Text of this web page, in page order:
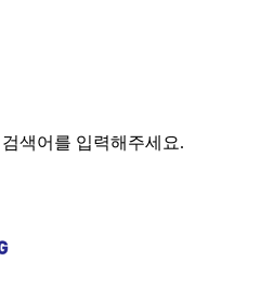
검색어를 입력해주세요.